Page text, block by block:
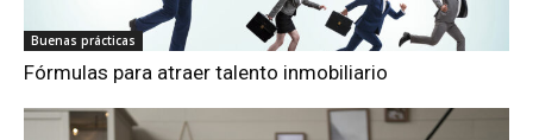
Buenas prácticas
Fórmulas para atraer talento inmobiliario